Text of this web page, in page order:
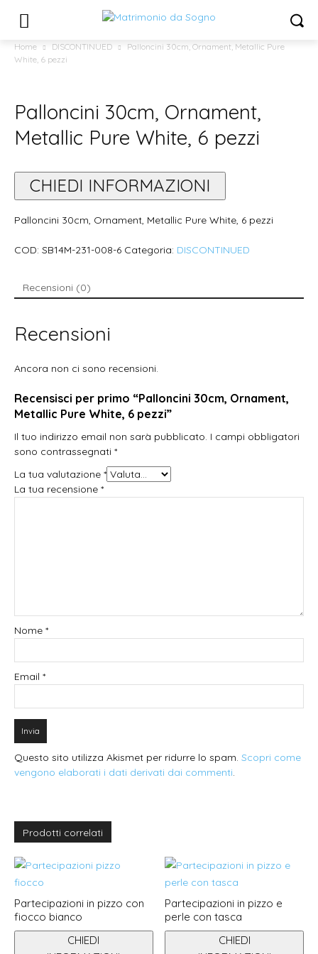
Home DISCONTINUED
Palloncini 30cm, Ornament, Metallic Pure
White, 6 pezzi
Palloncini 30cm, Ornament,
Metallic Pure White, 6 pezzi
CHIEDI INFORMAZIONI
Palloncini 30cm, Ornament, Metallic Pure White, 6 pezzi
COD: SB14M-231-008-6 Categoria: DISCONTINUED
Recensioni (0)
Recensioni
Ancora non ci sono recensioni.
Recensisci per primo “Palloncini 30cm, Ornament,
Metallic Pure White, 6 pezzi”
Il tuo indirizzo email non sarà pubblicato. I campi obbligatori
sono contrassegnati *
La tua valutazione *
La tua recensione *
Nome *
Email *
Questo sito utilizza Akismet per ridurre lo spam. Scopri come
vengono elaborati i dati derivati dai commenti
Prodotti correlati
Partecipazioni in pizzo con
fiocco bianco
CHIEDI
Partecipazioni in pizzo e
perle con tasca
CHIEDI